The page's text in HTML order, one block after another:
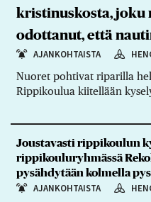
kristinuskosta, joku
odottanut, että
AJANKOHTAISTA
Nuoret pohtivat riparilla
Rippikoulua kiitellään
Joustavasti rippikoulun
rippikouluryhmässä
pysähdytään kolmella
AJANKOHTAISTA